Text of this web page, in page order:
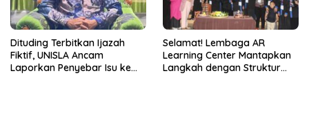
Dituding Terbitkan Ijazah
Fiktif, UNISLA Ancam
Laporkan Penyebar Isu ke
Selamat! Lembaga AR
Learning Center Mantapkan
Langkah dengan Struktur